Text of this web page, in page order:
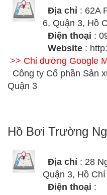
Địa chỉ : 62A
6, Quận 3, Hồ
Điện thoại :
Website :
>> Chỉ đường Google
Công ty Cổ phần Sản
Quận 3
Hồ Bơi Trường
Địa chỉ : 28
Quận 3, Hồ
Điện thoại :